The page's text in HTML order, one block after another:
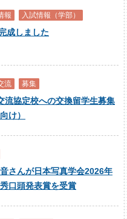
報 入試情報（学部）
成しました
流 募集
流協定校への交換留学生募集
け）
さんが日本写真学会2026年
口頭発表賞を受賞